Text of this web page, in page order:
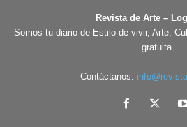
Revista de Arte –
Somos tu diario de Estilo de vivir, Arte,
gratuita
Contáctanos: